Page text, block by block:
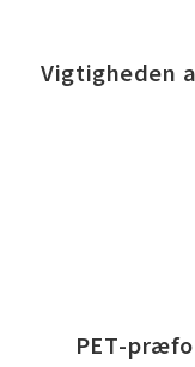
Vigtigheden
PET-